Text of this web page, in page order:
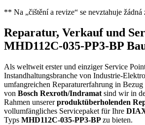
** Na „čištění a revize“ se nevztahuje žádná
Reparatur, Verkauf und
MHD112C-035-PP3-BP
Als weltweit erster und einziger Service
Instandhaltungsbranche von Industrie-
umfangreichen Reparaturerfahrung in
von Bosch Rexroth/Indramat sind wir in
Rahmen unsererproduktüberholenden
vollumfängliches Servicepaket für Ihre
Typs MHD112C-035-PP3-BPzu bieten.